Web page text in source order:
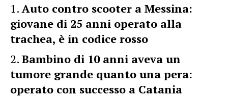
Auto contro scooter a Messina:
giovane di 25 anni operato alla
trachea, è in codice rosso
Bambino di 10 anni aveva un
tumore grande quanto una pera:
operato con successo a Catania